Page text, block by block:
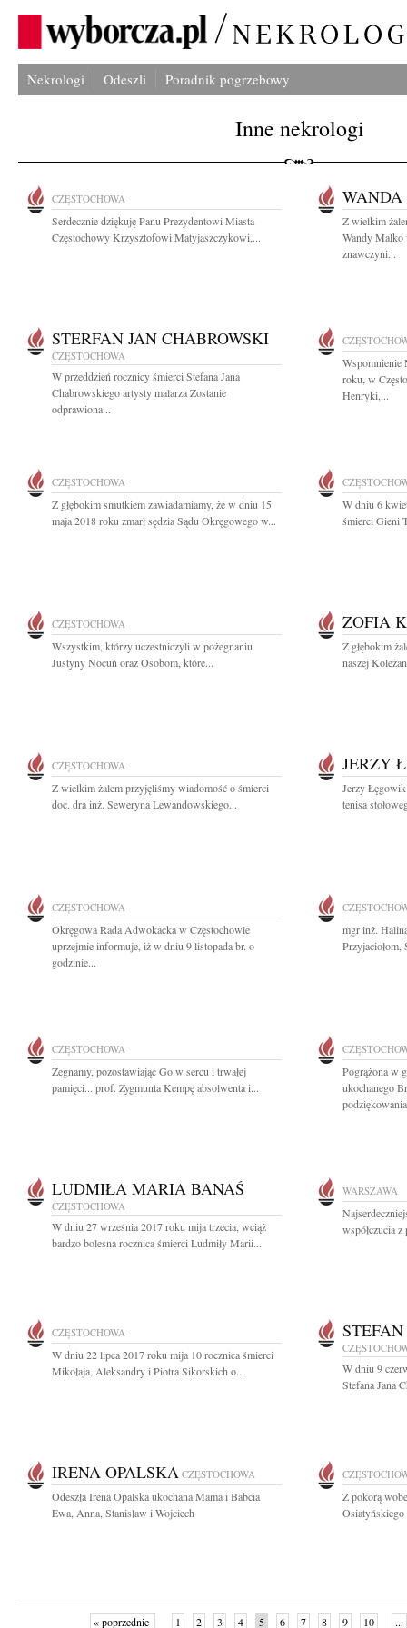
Nekrologi Odeszli Poradnik pogrzebowy
Inne nekrologi
CZĘSTOCHOWA
Serdecznie dziękuję Panu Prezydentowi Miasta
Częstochowy Krzysztofowi Matyjaszczykowi,...
Z wielkim
Wandy Malko
znawczyni...
STERFAN JAN CHABROWSKI
CZĘSTOCHOWA
W przeddzień rocznicy śmierci Stefana Jana
Chabrowskiego artysty malarza Zostanie
odprawiona...
Wspomnienie
roku, w
Henryki,...
CZĘSTOCHOWA
Z głębokim smutkiem zawiadamiamy, że w dniu 15
maja 2018 roku zmarł sędzia Sądu Okręgowego w...
W dniu 6
śmierci Gieni
CZĘSTOCHOWA
Wszystkim, którzy uczestniczyli w pożegnaniu
Justyny Nocuń oraz Osobom, które...
ZOFIA
Z głębokim
naszej
CZĘSTOCHOWA
Z wielkim żalem przyjęliśmy wiadomość o śmierci
doc. dra inż. Seweryna Lewandowskiego...
JERZY
Jerzy
tenisa
CZĘSTOCHOWA
Okręgowa Rada Adwokacka w Częstochowie
uprzejmie informuje, iż w dniu 9 listopada br. o
godzinie...
mgr inż.
Przyjaciołom,
CZĘSTOCHOWA
Żegnamy, pozostawiając Go w sercu i trwałej
pamięci... prof. Zygmunta Kempę absolwenta i...
Pogrążona w
ukochanego
LUDMIŁA MARIA BANAŚ
CZĘSTOCHOWA
W dniu 27 września 2017 roku mija trzecia, wciąż
bardzo bolesna rocznica śmierci Ludmiły Marii...
WARSZAWA
współczucia
CZĘSTOCHOWA
W dniu 22 lipca 2017 roku mija 10 rocznica śmierci
Mikołaja, Aleksandry i Piotra Sikorskich o...
W dniu 9
Stefana Jana
IRENA OPALSKA CZĘSTOCHOWA
Odeszła Irena Opalska ukochana Mama i Babcia
Ewa, Anna, Stanisław i Wojciech
Z pokorą
« poprzednie 1 2 3 4 5 6 7 8 9 10 ...